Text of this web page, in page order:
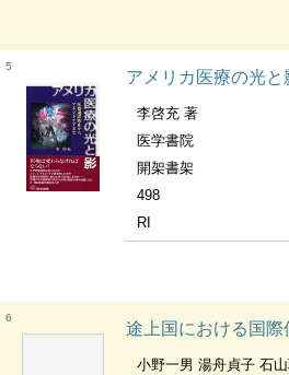
5
アメリカ医療の光と影 医
李啓充 著
医学書院
開架書架
498
RI
6
途上国における国
小野一男 湯舟貞子 石